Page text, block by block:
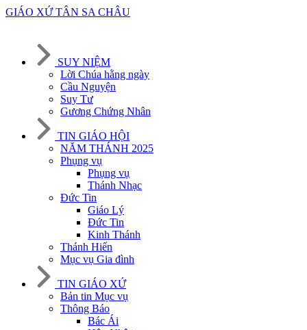
GIÁO XỨ TÂN SA CHÂU
SUY NIỆM
Lời Chúa hằng ngày
Cầu Nguyện
Suy Tư
Gương Chứng Nhân
TIN GIÁO HỘI
NĂM THÁNH 2025
Phụng vụ
Phụng vụ
Thánh Nhạc
Đức Tin
Giáo Lý
Đức Tin
Kinh Thánh
Thánh Hiến
Mục vụ Gia đình
TIN GIÁO XỨ
Bản tin Mục vụ
Thông Báo
Bác Ái